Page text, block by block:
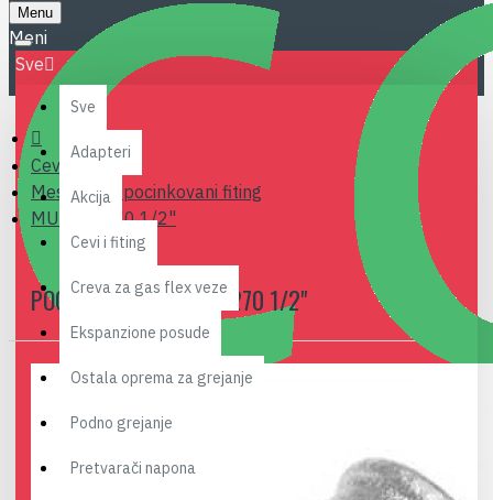
Menu
Sve
Sve
Adapteri
Akcija
Cevi i fiting
Creva za gas flex veze
Ekspanzione posude
Ostala oprema za grejanje
Podno grejanje
Pretvarači napona
Cevi i fiting
Mesingani i pocinkovani fiting
MUF ZN 270 1/2"
POCINKOVANI MUF ZN 270 1/2"